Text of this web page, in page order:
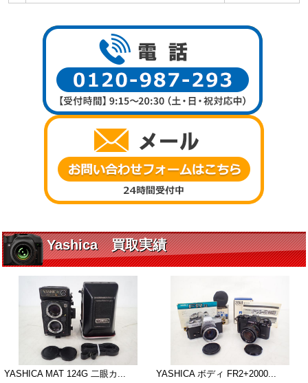
Yashica 買取実績
YASHICA MAT 124G 二眼カ... YASHICA ボディ FR2+2000...